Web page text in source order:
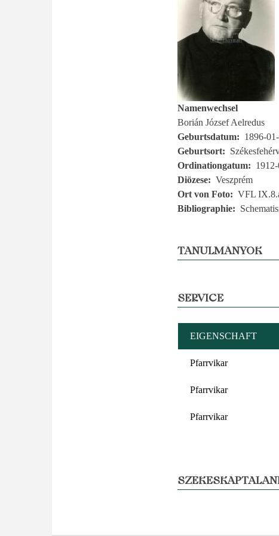
Namenwechsel
Borián József Aelredus
Geburtsdatum
1896-
Geburtsort
Ordinationgatum
Diözese
Veszprém
Ort von Foto
VFL
Bibliographie
TANULMÁNYOK
SERVICE
EIGENSCHAFT
Pfarrvikar
Pfarrvikar
Pfarrvikar